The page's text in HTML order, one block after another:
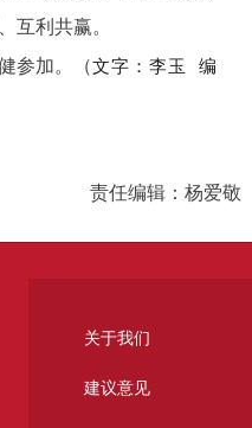
互利共赢。
参加。（文字：李玉 编
责任编辑：杨爱敬
关于我们
建议意见